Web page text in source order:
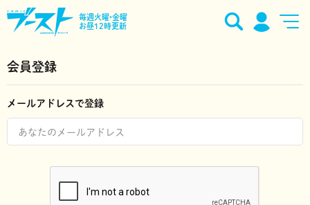
毎週火曜•金曜
お昼12時更新
会員登録
メールアドレスで登録